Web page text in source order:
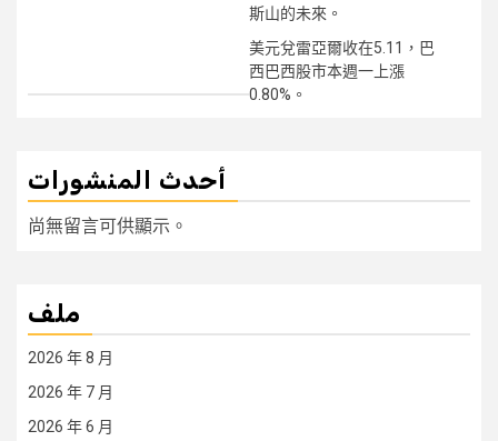
斯山的未來。
美元兌雷亞爾收在5.11，巴
西巴西股市本週一上漲
0.80%。
أحدث المنشورات
尚無留言可供顯示。
ملف
2026 年 8 月
2026 年 7 月
2026 年 6 月